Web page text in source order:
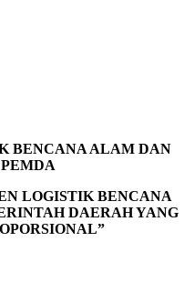
BENCANA ALAM DAN
LOGISTIK BENCANA
DAERAH YANG